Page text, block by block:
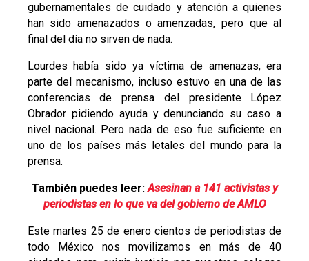
gubernamentales de cuidado y atención a quienes
han sido amenazados o amenzadas, pero que al
final del día no sirven de nada.
Lourdes había sido ya víctima de amenazas, era
parte del mecanismo, incluso estuvo en una de las
conferencias de prensa del presidente López
Obrador pidiendo ayuda y denunciando su caso a
nivel nacional. Pero nada de eso fue suficiente en
uno de los países más letales del mundo para la
prensa.
También puedes leer:Asesinan a 141 activistas y
periodistas en lo que va del gobierno de AMLO
Este martes 25 de enero cientos de periodistas de
todo México nos movilizamos en más de 40